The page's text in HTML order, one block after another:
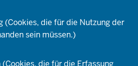
(Cookies, die für die Nutzung der
sein müssen.)
die für die Erfassung